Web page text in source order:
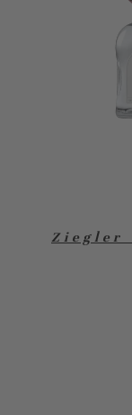
Ziegler